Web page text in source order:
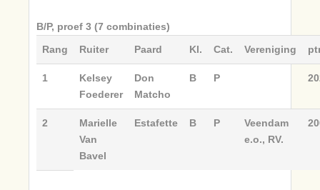
B/P, proef 3 (7 combinaties)
Rang
Ruiter Paard Kl. Cat. Vereniging
1
Kelsey
Foederer
Don
Matcho
B P
2
Marielle
Van
Bavel
Estafette B P
Veendam
e.o., RV.